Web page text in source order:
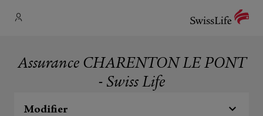
Assurance CHARENTON LE PONT
- Swiss Life
Modifier